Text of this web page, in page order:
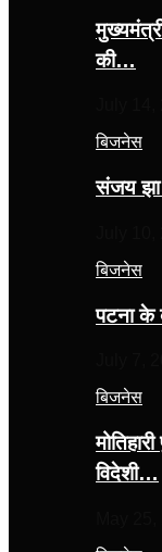
की…
बिजनेस
संजय झा
बिजनेस
पटना के
बिजनेस
विदेशी…